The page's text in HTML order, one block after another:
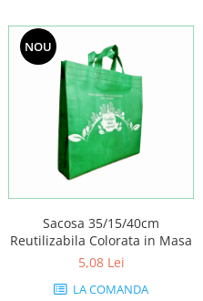
NOU
Sacosa 35/15/40cm
Reutilizabila Colorata in Masa
5,08 Lei
LA COMANDA